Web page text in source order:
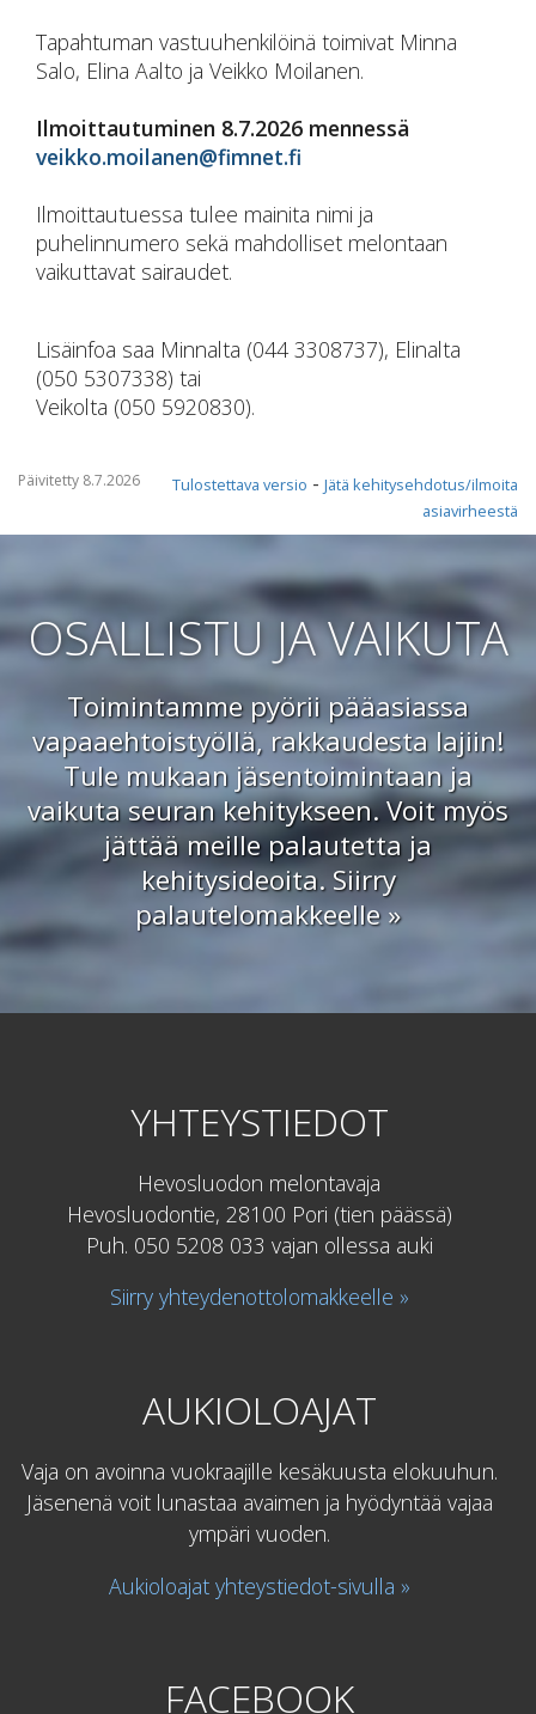
Tapahtuman vastuuhenkilöinä toimivat Minna
Salo, Elina Aalto ja Veikko Moilanen.
Ilmoittautuminen 8.7.2026 mennessä
veikko.moilanen@fimnet.fi
Ilmoittautuessa tulee mainita nimi ja
puhelinnumero sekä mahdolliset melontaan
vaikuttavat sairaudet.
Lisäinfoa saa Minnalta (044 3308737), Elinalta
(050 5307338) tai
Veikolta (050 5920830).
Päivitetty 8.7.2026 Tulostettava versio - Jätä kehitysehdotus/ilmoita
asiavirheestä
OSALLISTU JA VAIKUTA
Toimintamme pyörii pääasiassa
vapaaehtoistyöllä, rakkaudesta lajiin!
Tule mukaan jäsentoimintaan ja
vaikuta seuran kehitykseen. Voit myös
jättää meille palautetta ja
kehitysideoita. Siirry
palautelomakkeelle »
YHTEYSTIEDOT
Hevosluodon melontavaja
Hevosluodontie, 28100 Pori (tien päässä)
Puh. 050 5208 033 vajan ollessa auki
Siirry yhteydenottolomakkeelle »
AUKIOLOAJAT
Vaja on avoinna vuokraajille kesäkuusta elokuuhun.
Jäsenenä voit lunastaa avaimen ja hyödyntää vajaa
ympäri vuoden.
Aukioloajat yhteystiedot-sivulla »
FACEBOOK